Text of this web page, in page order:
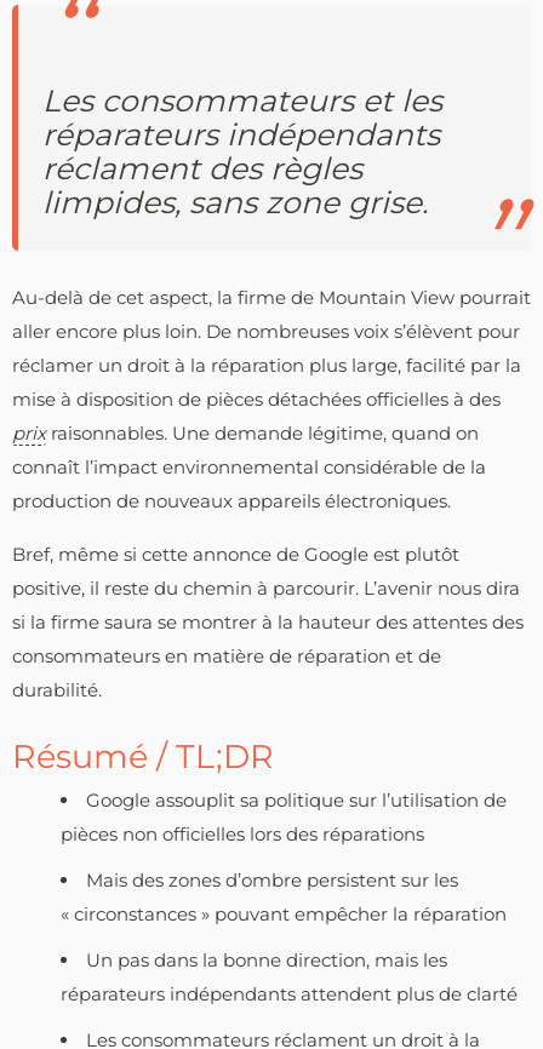
Les consommateurs et les
réparateurs indépendants
réclament des règles
limpides, sans zone grise.
Au-delà de cet aspect, la firme de Mountain View pourrait
aller encore plus loin. De nombreuses voix s’élèvent pour
réclamer un droit à la réparation plus large, facilité par la
mise à disposition de pièces détachées officielles à des
prixraisonnables. Une demande légitime, quand on
connaît l’impact environnemental considérable de la
production de nouveaux appareils électroniques.
Bref, même si cette annonce de Google est plutôt
positive, il reste du chemin à parcourir. L’avenir nous dira
si la firme saura se montrer à la hauteur des attentes des
consommateurs en matière de réparation et de
durabilité.
Résumé / TL;DR
Google assouplit sa politique sur l’utilisation de
pièces non officielles lors des réparations
Mais des zones d’ombre persistent sur les
« circonstances » pouvant empêcher la réparation
Un pas dans la bonne direction, mais les
réparateurs indépendants attendent plus de clarté
Les consommateurs réclament un droit à la